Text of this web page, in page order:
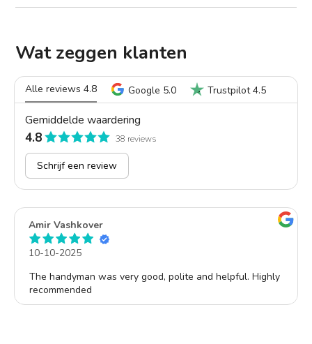
Wat zeggen klanten
Alle reviews 4.8 Google 5.0 Trustpilot 4.5
Gemiddelde waardering
4.8 38 reviews
Schrijf een review
Amir Vashkover
10-10-2025
The handyman was very good, polite and helpful. Highly
recommended